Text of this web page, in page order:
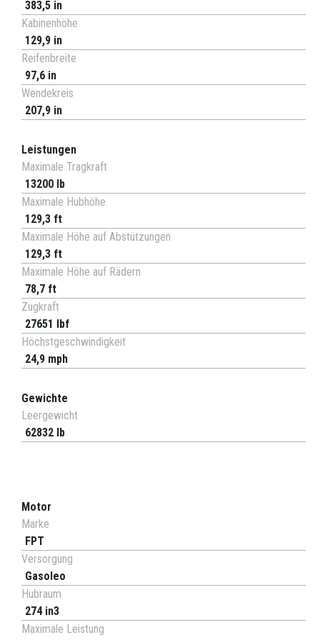
383,5 in
Kabinenhöhe
129,9 in
Reifenbreite
97,6 in
Wendekreis
207,9 in
Leistungen
Maximale Tragkraft
13200 lb
Maximale Hubhöhe
129,3 ft
Maximale Höhe auf Abstützungen
129,3 ft
Maximale Höhe auf Rädern
78,7 ft
Zugkraft
27651 lbf
Höchstgeschwindigkeit
24,9 mph
Gewichte
Leergewicht
62832 lb
Motor
Marke
FPT
Versorgung
Gasoleo
Hubraum
274 in3
Maximale Leistung